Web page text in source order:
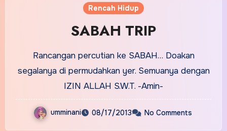
Rencah Hidup
SABAH TRIP
Rancangan percutian ke SABAH… Doakan
segalanya di permudahkan yer. Semuanya dengan
IZIN ALLAH S.W.T. -Amin-
umminani 08/17/2013 No Comments